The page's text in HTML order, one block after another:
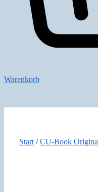
Warenkorb
Start /CU-Book